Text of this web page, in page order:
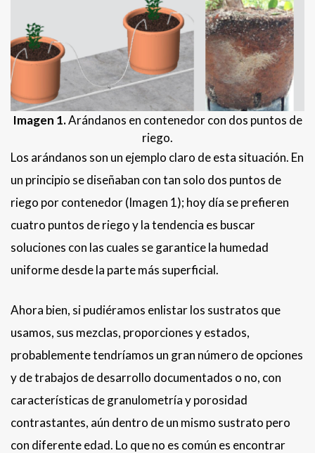
Imagen 1.Arándanos en contenedor con dos puntos de
riego.
Los arándanos son un ejemplo claro de esta situación. En
un principio se diseñaban con tan solo dos puntos de
riego por contenedor (Imagen 1); hoy día se prefieren
cuatro puntos de riego y la tendencia es buscar
soluciones con las cuales se garantice la humedad
uniforme desde la parte más superficial.
Ahora bien, si pudiéramos enlistar los sustratos que
usamos, sus mezclas, proporciones y estados,
probablemente tendríamos un gran número de opciones
y de trabajos de desarrollo documentados o no, con
características de granulometría y porosidad
contrastantes, aún dentro de un mismo sustrato pero
con diferente edad. Lo que no es común es encontrar